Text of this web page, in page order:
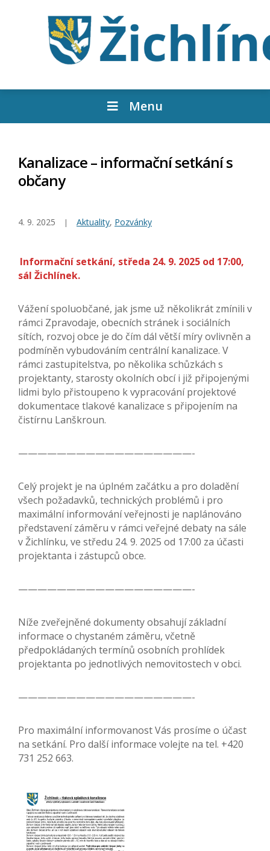
Menu
Kanalizace – informační setkání s
občany
4. 9. 2025 Aktuality, Pozvánky
Informační setkání, středa 24. 9. 2025 od 17:00,
sál Žichlínek.
Vážení spoluobčané, jak jsme už několikrát zmínili v
rámci Zpravodaje, obecních stránek i sociálních
sítích, rozvoj obce je do čím dál větší míry ovlivněn a
podmíněn vybudováním centrální kanalizace. V
rámci zastupitelstva, po několika schůzkách s
projektanty, starosty okolních obcí i již připojenými
lidmi bylo přistoupeno k vypracování projektové
dokumentace tlakové kanalizace s připojením na
čistírnu Lanškroun.
——————————————————-
Celý projekt je na úplném začátku a pro doladění
všech požadavků, technických problémů i pro
maximální informování veřejnosti je naplánováno
představení záměru v rámci veřejné debaty na sále
v Žichlínku, ve středu 24. 9. 2025 od 17:00 za účasti
projektanta i zástupců obce.
——————————————————-
Níže zveřejněné dokumenty obsahují základní
informace o chystaném záměru, včetně
předpokládaných termínů osobních prohlídek
projektanta po jednotlivých nemovitostech v obci.
——————————————————-
Pro maximální informovanost Vás prosíme o účast
na setkání. Pro další informace volejte na tel. +420
731 252 663.